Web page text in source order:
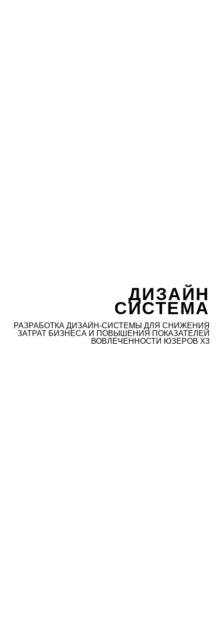
ДИЗАЙН
СИСТЕМА
РАЗРАБОТКА ДИЗАЙН-СИСТЕМЫ ДЛЯ СНИЖЕНИЯ
ЗАТРАТ БИЗНЕСА И ПОВЫШЕНИЯ ПОКАЗАТЕЛЕЙ
ВОВЛЕЧЕННОСТИ ЮЗЕРОВ X3